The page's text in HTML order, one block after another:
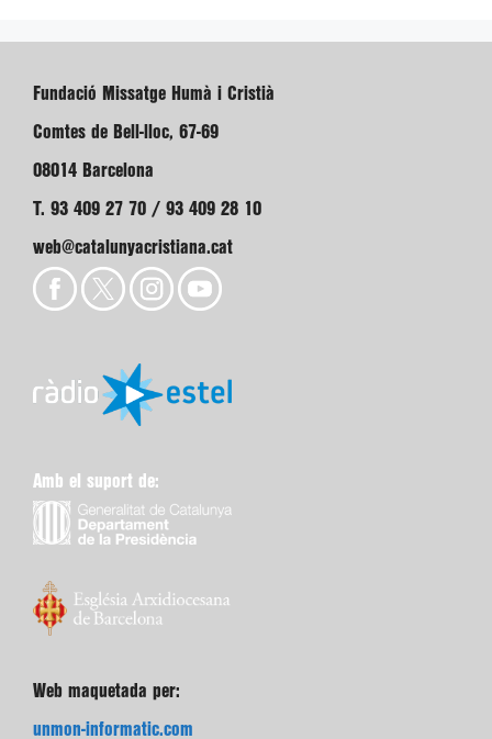
Fundació Missatge Humà i Cristià
Comtes de Bell-lloc, 67-69
08014 Barcelona
T. 93 409 27 70 / 93 409 28 10
web@catalunyacristiana.cat
Amb el suport de:
Web maquetada per:
unmon-informatic.com